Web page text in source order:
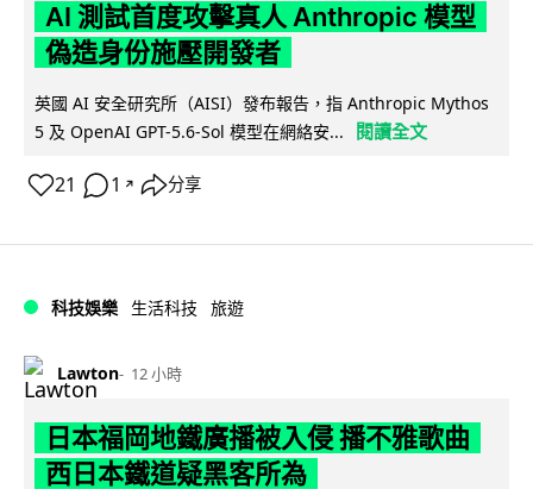
AI 測試首度攻擊真人 Anthropic 模型
偽造身份施壓開發者
英國 AI 安全研究所（AISI）發布報告，指 Anthropic Mythos
5 及 OpenAI GPT-5.6-Sol 模型在網絡安...
閱讀全文
21 1 ↗ 分享
科技娛樂 生活科技 旅遊
Lawton 12 小時
日本福岡地鐵廣播被入侵 播不雅歌曲
西日本鐵道疑黑客所為